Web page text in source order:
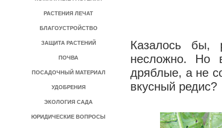
РАСТЕНИЯ ЛЕЧАТ
БЛАГОУСТРОЙСТВО
ЗАЩИТА РАСТЕНИЙ
ПОЧВА
ПОСАДОЧНЫЙ МАТЕРИАЛ
УДОБРЕНИЯ
ЭКОЛОГИЯ САДА
ЮРИДИЧЕСКИЕ ВОПРОСЫ
Казалось бы,
несложно. Но
дряблые, а не
вкусный редис?